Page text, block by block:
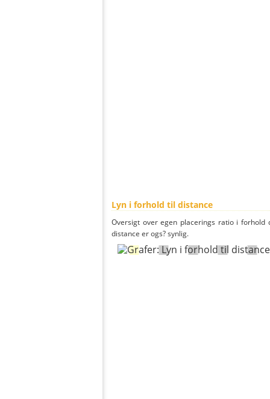
Lyn i forhold til distance
Oversigt over egen placerings ratio i
distance er ogs? synlig.